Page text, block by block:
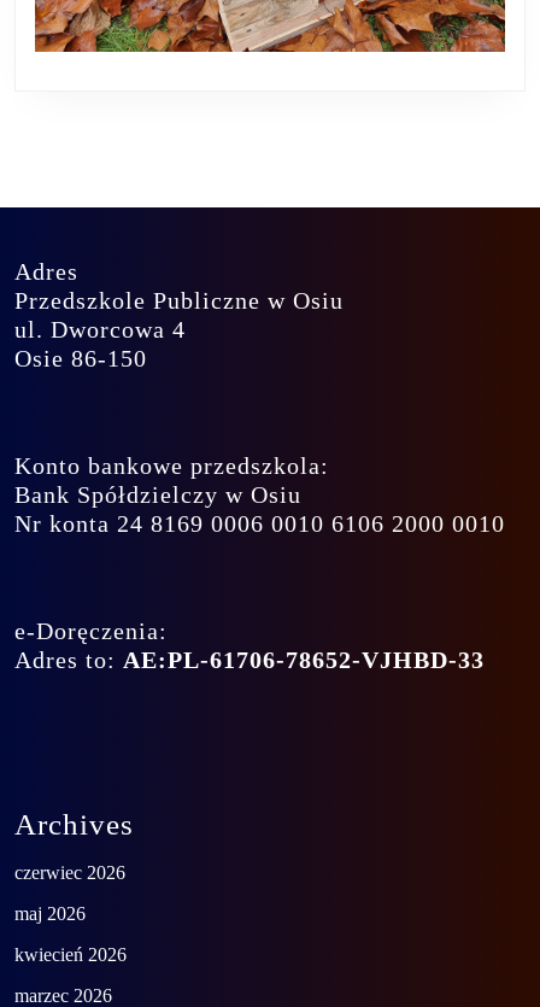
Adres
Przedszkole Publiczne w Osiu
ul. Dworcowa 4
Osie 86-150
Konto bankowe przedszkola:
Bank Spółdzielczy w Osiu
Nr konta 24 8169 0006 0010 6106 2000 0010
e-Doręczenia:
Adres to: AE:PL-61706-78652-VJHBD-33
Archives
czerwiec 2026
maj 2026
kwiecień 2026
marzec 2026